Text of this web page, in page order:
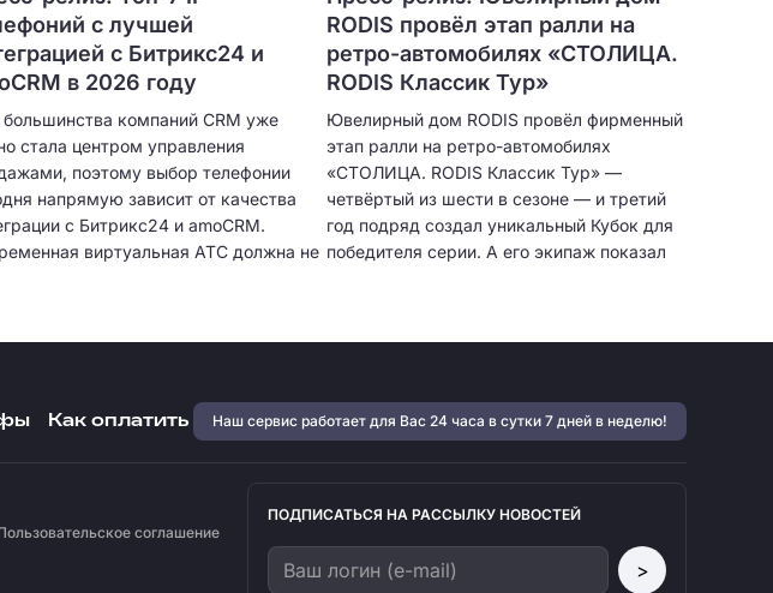
с лучшей
с Битрикс24 и
в 2026 году
компаний CRM уже
стала центром управления
поэтому выбор телефонии
напрямую зависит от качества
с Битрикс24 и amoCRM.
виртуальная АТС должна не
тем меньше ручной работы
менеджерам и тем выше
RODIS провёл этап ралли на
ретро-автомобилях «СТОЛИЦА.
RODIS Классик Тур»
Ювелирный дом RODIS провёл фирменный
этап ралли на ретро-автомобилях
«СТОЛИЦА. RODIS Классик Тур» —
четвёртый из шести в сезоне — и третий
год подряд создал уникальный Кубок для
победителя серии. А его экипаж показал
Как оплатить Наш сервис работает для Вас 24 часа в сутки 7 дней в неделю!
соглашение
ПОДПИСАТЬСЯ НА РАССЫЛКУ НОВОСТЕЙ